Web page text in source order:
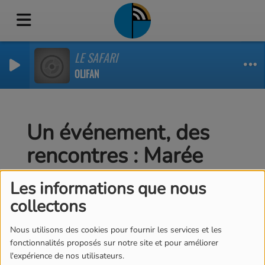
Les informations que nous
collectons
Nous utilisons des cookies pour fournir les services et les
fonctionnalités proposés sur notre site et pour améliorer
l'expérience de nos utilisateurs.
LE SAFARI
OLIFAN
Un événement, des
rencontres : Marée
Virtuelle